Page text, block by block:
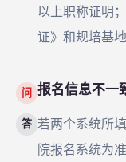
以上职称证明
证》和规培基地
问 报名信息不一
答 若两个系统所
院报名系统为